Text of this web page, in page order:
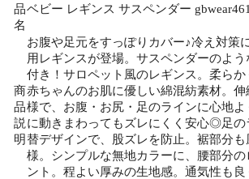
品
名
ベビー レギンス サスペンダー gbwear461
商
品
説
明
お腹や足元をすっぽりカバー♪冷え対策
用レギンスが登場。サスペンダーのよ
付き！サロペット風のレギンス。柔ら
赤ちゃんのお肌に優しい綿混紡素材。
様で、お腹・お尻・足のラインに心地
に動きまわってもズレにくく安心◎足の
替デザインで、股ズレを防止。裾部分
様。シンプルな無地カラーに、腰部分
ント。程よい厚みの生地感。通気性も